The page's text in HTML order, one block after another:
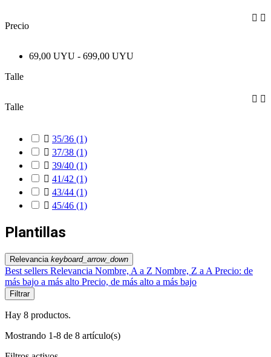
Precio
 
69,00 UYU - 699,00 UYU
Talle
Talle
 
 35/36 (1)
 37/38 (1)
 39/40 (1)
 41/42 (1)
 43/44 (1)
 45/46 (1)
Plantillas
Relevancia keyboard_arrow_down
Best sellers Relevancia Nombre, A a Z Nombre, Z a A Precio: de
más bajo a más alto Precio, de más alto a más bajo
Filtrar
Hay 8 productos.
Mostrando 1-8 de 8 artículo(s)